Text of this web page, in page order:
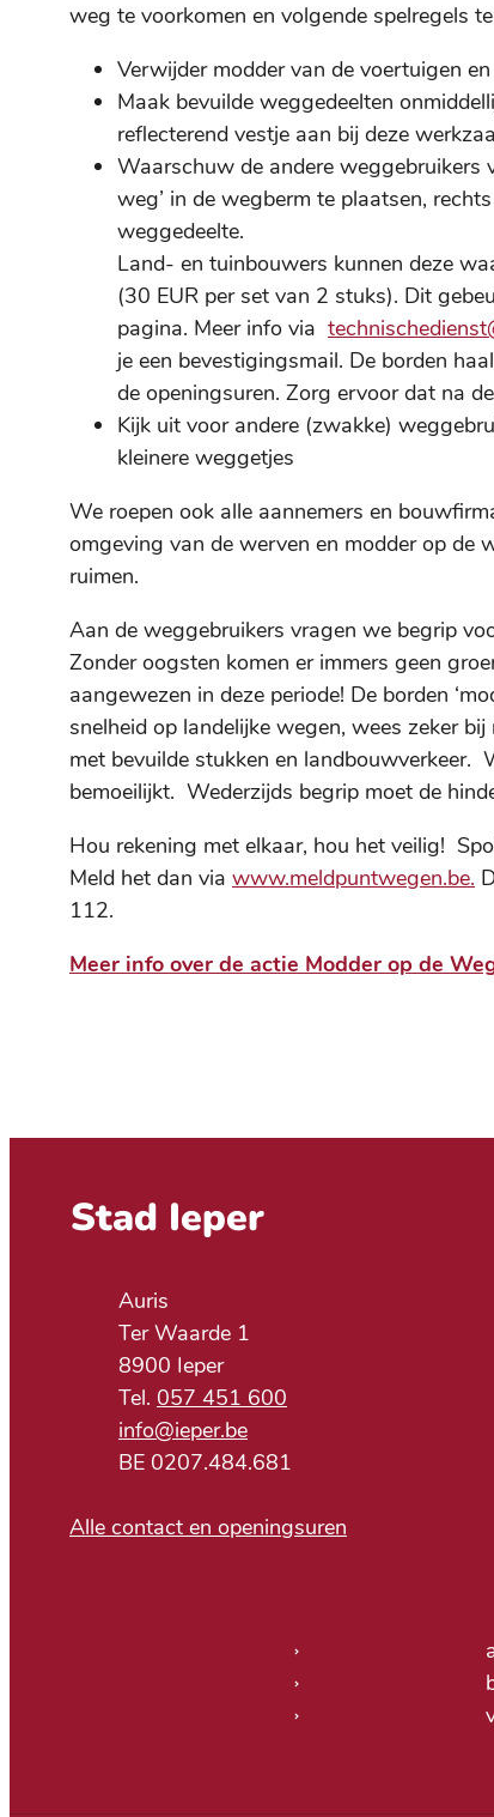
weg te voorkomen en volgende spelregels
Verwijder modder van de voertuigen
Maak bevuilde weggedeelten
reflecterend vestje aan bij deze
Waarschuw de andere weggebruikers
weg’ in de wegberm te plaatsen,
weggedeelte.
Land- en tuinbouwers kunnen deze
(30 EUR per set van 2 stuks). Dit
pagina. Meer info via
je een bevestigingsmail. De borden
de openingsuren. Zorg ervoor dat na
Kijk uit voor andere (zwakke)
kleinere weggetjes
We roepen ook alle aannemers en
omgeving van de werven en modder op de
ruimen.
Aan de weggebruikers vragen we begrip
Zonder oogsten komen er immers geen
aangewezen in deze periode! De borden
snelheid op landelijke wegen, wees zeker
met bevuilde stukken en landbouwverkeer.
bemoeilijkt. Wederzijds begrip moet de
Hou rekening met elkaar, hou het veilig!
Meld het dan via www.meldpuntwegen.be.
112.
Meer info over de actie Modder op de
Contact & openingsuren
Stad Ieper
AdresAuris
Ter Waarde 1
,8900 Ieper
057 451 600
E-mailinfo@ieper.be
BTW nr.BE 0207.484.681
Alle contact en openingsuren